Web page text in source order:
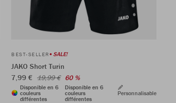
BEST-SELLER SALE!
JAKO Short Turin
7,99 € 19,99 € 60 %
Disponible en 6
couleurs
différentes
Disponible en 6
couleurs
différentes
Personnalisable